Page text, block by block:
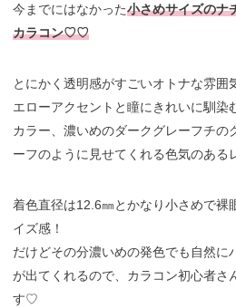
今までにはなかった小さめサイズのナ
カラコン♡♡
とにかく透明感がすごいオトナな雰
エローアクセントと瞳にきれいに馴染
カラー、濃いめのダークグレーフチの
ーフのように見せてくれる色気のある
着色直径は12.6㎜とかなり小さめで裸
イズ感！
だけどその分濃いめの発色でも自然に
が出てくれるので、カラコン初心者さ
す♡